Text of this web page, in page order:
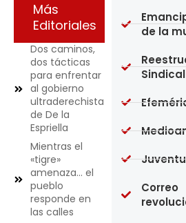
Más
Editoriales
Dos caminos,
dos tácticas
para enfrentar
al gobierno
ultraderechista
de De la
Espriella
Mientras el
«tigre»
amenaza… el
pueblo
responde en
las calles
de la
Sindical
Correo